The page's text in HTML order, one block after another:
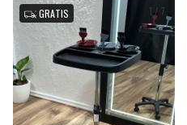
1 / 7
GRATIS